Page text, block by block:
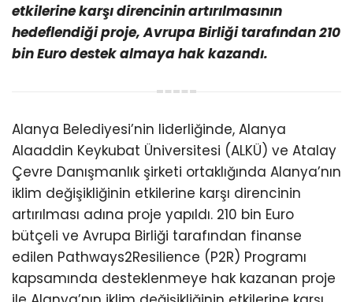
etkilerine karşı direncinin artırılmasının
hedeflendiği proje, Avrupa Birliği tarafından 210
bin Euro destek almaya hak kazandı.
Alanya Belediyesi’nin liderliğinde, Alanya
Alaaddin Keykubat Üniversitesi (ALKÜ) ve Atalay
Çevre Danışmanlık şirketi ortaklığında Alanya’nın
iklim değişikliğinin etkilerine karşı direncinin
artırılması adına proje yapıldı. 210 bin Euro
bütçeli ve Avrupa Birliği tarafından finanse
edilen Pathways2Resilience (P2R) Programı
kapsamında desteklenmeye hak kazanan proje